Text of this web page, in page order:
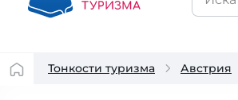
Тонкости туризма Австрия